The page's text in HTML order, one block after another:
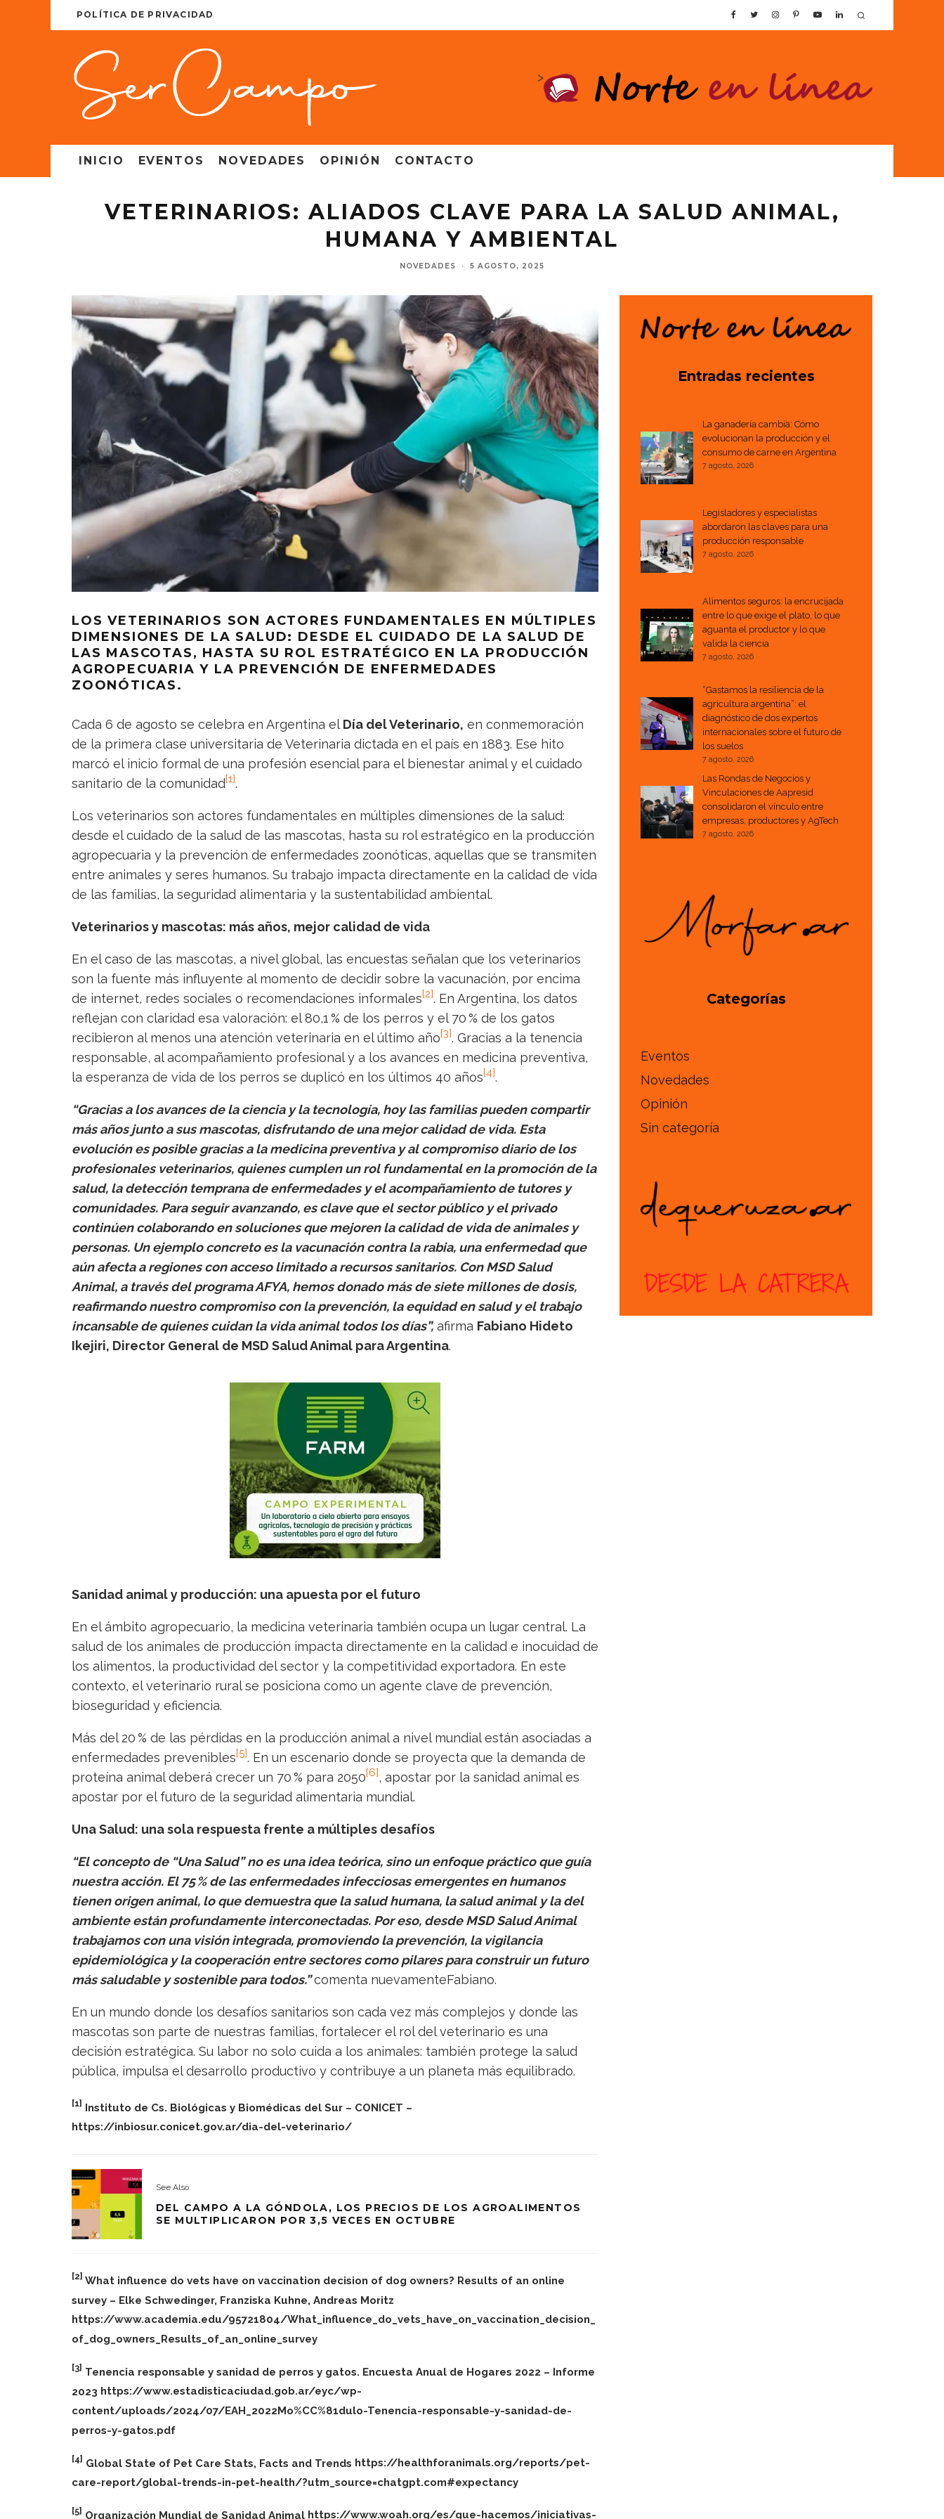
POLÍTICA DE PRIVACIDAD
>
INICIO EVENTOS NOVEDADES OPINIÓN CONTACTO
VETERINARIOS: ALIADOS CLAVE PARA LA SALUD ANIMAL,
HUMANA Y AMBIENTAL
NOVEDADES · 5 AGOSTO, 2025
LOS VETERINARIOS SON ACTORES FUNDAMENTALES EN MÚLTIPLES
DIMENSIONES DE LA SALUD: DESDE EL CUIDADO DE LA SALUD DE
LAS MASCOTAS, HASTA SU ROL ESTRATÉGICO EN LA PRODUCCIÓN
AGROPECUARIA Y LA PREVENCIÓN DE ENFERMEDADES
ZOONÓTICAS.
Cada 6 de agosto se celebra en Argentina el Día del Veterinario, en conmemoración
de la primera clase universitaria de Veterinaria dictada en el país en 1883. Ese hito
marcó el inicio formal de una profesión esencial para el bienestar animal y el cuidado
sanitario de la comunidad[1].
Los veterinarios son actores fundamentales en múltiples dimensiones de la salud:
desde el cuidado de la salud de las mascotas, hasta su rol estratégico en la producción
agropecuaria y la prevención de enfermedades zoonóticas, aquellas que se transmiten
entre animales y seres humanos. Su trabajo impacta directamente en la calidad de vida
de las familias, la seguridad alimentaria y la sustentabilidad ambiental.
Veterinarios y mascotas: más años, mejor calidad de vida
En el caso de las mascotas, a nivel global, las encuestas señalan que los veterinarios
son la fuente más influyente al momento de decidir sobre la vacunación, por encima
de internet, redes sociales o recomendaciones informales[2]. En Argentina, los datos
reflejan con claridad esa valoración: el 80,1 % de los perros y el 70 % de los gatos
recibieron al menos una atención veterinaria en el último año[3]. Gracias a la tenencia
responsable, al acompañamiento profesional y a los avances en medicina preventiva,
la esperanza de vida de los perros se duplicó en los últimos 40 años[4].
“Gracias a los avances de la ciencia y la tecnología, hoy las familias pueden compartir
más años junto a sus mascotas, disfrutando de una mejor calidad de vida. Esta
evolución es posible gracias a la medicina preventiva y al compromiso diario de los
profesionales veterinarios, quienes cumplen un rol fundamental en la promoción de la
salud, la detección temprana de enfermedades y el acompañamiento de tutores y
comunidades. Para seguir avanzando, es clave que el sector público y el privado
continúen colaborando en soluciones que mejoren la calidad de vida de animales y
personas. Un ejemplo concreto es la vacunación contra la rabia, una enfermedad que
aún afecta a regiones con acceso limitado a recursos sanitarios. Con MSD Salud
Animal, a través del programa AFYA, hemos donado más de siete millones de dosis,
reafirmando nuestro compromiso con la prevención, la equidad en salud y el trabajo
incansable de quienes cuidan la vida animal todos los días”, afirma Fabiano Hideto
Ikejiri, Director General de MSD Salud Animal para Argentina.
Sanidad animal y producción: una apuesta por el futuro
En el ámbito agropecuario, la medicina veterinaria también ocupa un lugar central. La
salud de los animales de producción impacta directamente en la calidad e inocuidad de
los alimentos, la productividad del sector y la competitividad exportadora. En este
contexto, el veterinario rural se posiciona como un agente clave de prevención,
bioseguridad y eficiencia.
Más del 20 % de las pérdidas en la producción animal a nivel mundial están asociadas a
enfermedades prevenibles[5]. En un escenario donde se proyecta que la demanda de
proteína animal deberá crecer un 70 % para 2050[6], apostar por la sanidad animal es
apostar por el futuro de la seguridad alimentaria mundial.
Una Salud: una sola respuesta frente a múltiples desafíos
“El concepto de “Una Salud” no es una idea teórica, sino un enfoque práctico que guía
nuestra acción. El 75 % de las enfermedades infecciosas emergentes en humanos
tienen origen animal, lo que demuestra que la salud humana, la salud animal y la del
ambiente están profundamente interconectadas. Por eso, desde MSD Salud Animal
trabajamos con una visión integrada, promoviendo la prevención, la vigilancia
epidemiológica y la cooperación entre sectores como pilares para construir un futuro
más saludable y sostenible para todos.”comenta nuevamenteFabiano.
En un mundo donde los desafíos sanitarios son cada vez más complejos y donde las
mascotas son parte de nuestras familias, fortalecer el rol del veterinario es una
decisión estratégica. Su labor no solo cuida a los animales: también protege la salud
pública, impulsa el desarrollo productivo y contribuye a un planeta más equilibrado.
[1] Instituto de Cs. Biológicas y Biomédicas del Sur – CONICET –
https://inbiosur.conicet.gov.ar/dia-del-veterinario/
See Also
DEL CAMPO A LA GÓNDOLA, LOS PRECIOS DE LOS AGROALIMENTOS
SE MULTIPLICARON POR 3,5 VECES EN OCTUBRE
[2] What influence do vets have on vaccination decision of dog owners? Results of an online
survey – Elke Schwedinger, Franziska Kuhne, Andreas Moritz
https://www.academia.edu/95721804/What_influence_do_vets_have_on_vaccination_decision_
of_dog_owners_Results_of_an_online_survey
[3] Tenencia responsable y sanidad de perros y gatos. Encuesta Anual de Hogares 2022 – Informe
2023 https://www.estadisticaciudad.gob.ar/eyc/wp-
content/uploads/2024/07/EAH_2022Mo%CC%81dulo-Tenencia-responsable-y-sanidad-de-
perros-y-gatos.pdf
[4] Global State of Pet Care Stats, Facts and Trends https://healthforanimals.org/reports/pet-
care-report/global-trends-in-pet-health/?utm_source=chatgpt.com#expectancy
[5] Organización Mundial de Sanidad Animal https://www.woah.org/es/que-hacemos/iniciativas-
Entradas recientes
La ganadería cambia: Cómo
evolucionan la producción y el
consumo de carne en Argentina
7 agosto, 2026
Legisladores y especialistas
abordaron las claves para una
producción responsable
7 agosto, 2026
Alimentos seguros: la encrucijada
entre lo que exige el plato, lo que
aguanta el productor y lo que
valida la ciencia
7 agosto, 2026
“Gastamos la resiliencia de la
agricultura argentina”: el
diagnóstico de dos expertos
internacionales sobre el futuro de
los suelos
7 agosto, 2026
Las Rondas de Negocios y
Vinculaciones de Aapresid
consolidaron el vínculo entre
empresas, productores y AgTech
7 agosto, 2026
Categorías
Eventos
Novedades
Opinión
Sin categoría